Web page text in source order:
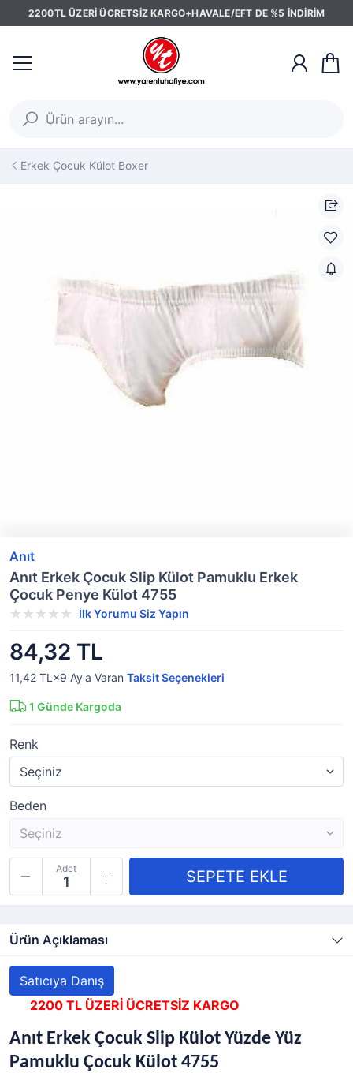
2200TL ÜZERİ ÜCRETSİZ KARGO+HAVALE/EFT DE %5 İNDİRİM
Erkek Çocuk Külot Boxer
Anıt
Anıt Erkek Çocuk Slip Külot Pamuklu Erkek
Çocuk Penye Külot 4755
İlk Yorumu Siz Yapın
84,32 TL
11,42 TL×9 Ay'a Varan Taksit Seçenekleri
1 Günde Kargoda
Renk
Beden
Adet
Ürün Açıklaması
Satıcıya Danış
2200 TL ÜZERİ ÜCRETSİZ KARGO
Anıt Erkek Çocuk Slip Külot Yüzde Yüz
Pamuklu Çocuk Külot 4755